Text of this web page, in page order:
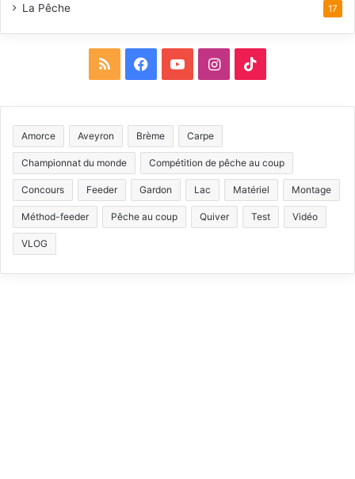
La Pêche 17
S
c
e
b
o
u
T
I
s
t
g
T
o
k
Amorce Aveyron Brème Carpe
Championnat du monde Compétition de pêche au coup
Concours Feeder Gardon Lac Matériel Montage
Méthod-feeder Pêche au coup Quiver Test Vidéo
VLOG